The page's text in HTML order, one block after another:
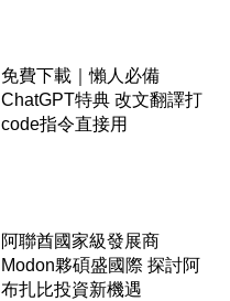
免費下載｜懶人必備
ChatGPT特典 改文翻譯打
code指令直接用
阿聯酋國家級發展商
Modon夥碩盛國際 探討阿
布扎比投資新機遇